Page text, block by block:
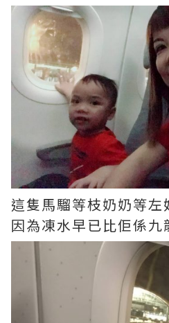
這隻馬騮等枝奶奶等左
因為凍水早已比佢係九